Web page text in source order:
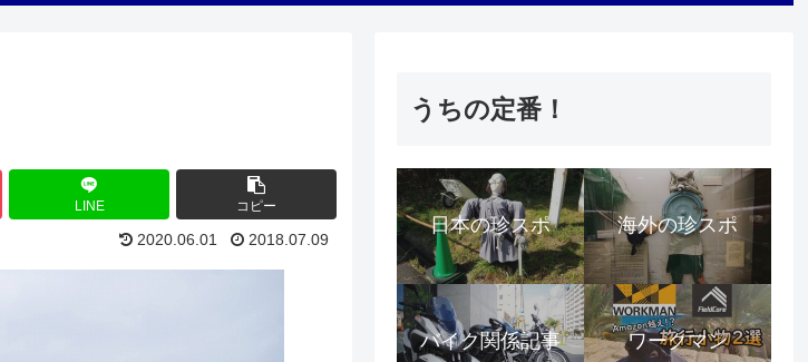
LINE コピー
2020.06.01 2018.07.09
うちの定番！
日本の珍スポ 海外の珍スポ
バイク関係記事 ワークマン